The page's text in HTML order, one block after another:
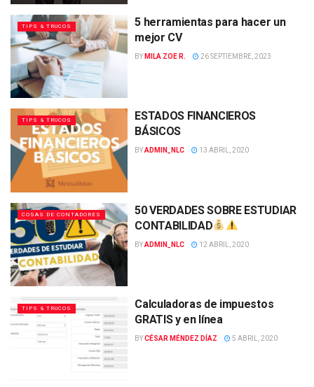
TIPS & TRUCOS
5 herramientas para hacer un
mejor CV
BY MILA ZOE R. 26 SEPTIEMBRE, 2023
TIPS & TRUCOS
ESTADOS FINANCIEROS
BÁSICOS
BYADMIN_NLC 13 ABRIL, 2020
COSAS DE CONTADORES
50 VERDADES SOBRE ESTUDIAR
CONTABILIDAD
BYADMIN_NLC 12 ABRIL, 2020
TIPS & TRUCOS
Calculadoras de impuestos
GRATIS y en línea
BYCÉSAR MÉNDEZ DÍAZ 5 ABRIL, 2020